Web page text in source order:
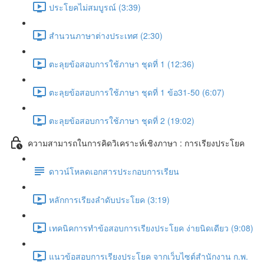
ประโยคไม่สมบูรณ์ (3:39)
สำนวนภาษาต่างประเทศ (2:30)
ตะลุยข้อสอบการใช้ภาษา ชุดที่ 1 (12:36)
ตะลุยข้อสอบการใช้ภาษา ชุดที่ 1 ข้อ31-50 (6:07)
ตะลุยข้อสอบการใช้ภาษา ชุดที่ 2 (19:02)
ความสามารถในการคิดวิเคราะห์เชิงภาษา : การเรียงประโยค
ดาวน์โหลดเอกสารประกอบการเรียน
หลักการเรียงลำดับประโยค (3:19)
เทคนิคการทำข้อสอบการเรียงประโยค ง่ายนิดเดียว (9:08)
แนวข้อสอบการเรียงประโยค จากเว็บไซต์สำนักงาน ก.พ.